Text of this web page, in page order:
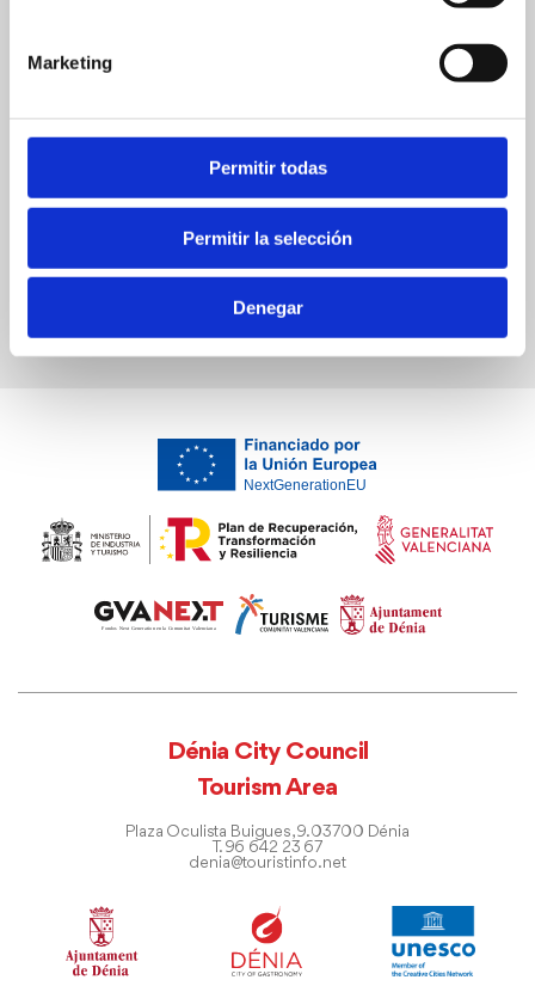
Marketing
Permitir todas
Permitir la selección
Denegar
Dénia City Council
Tourism Area
Plaza Oculista Buigues, 9. 03700 Dénia
T. 96 642 23 67
denia@touristinfo.net